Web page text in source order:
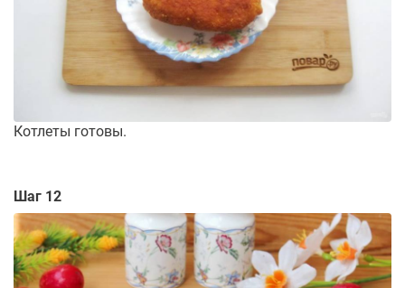
Котлеты готовы.
Шаг 12